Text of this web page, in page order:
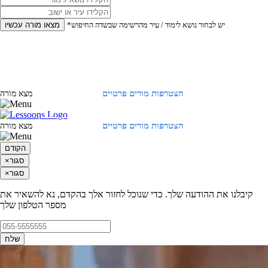
מצאו מורה עכשיו *יש לבחור נושא לימוד / עיר מהרשימה שבשדה החיפוש
הצטרפות מורים פרטיים מצא מורה
הצטרפות מורים פרטיים מצא מורה
הקודם
×סגור
×סגור
קיבלנו את ההודעה שלך. כדי שנוכל לחזור אלך בהקדם, נא להשאיר את
מספר הטלפון שלך
שלח